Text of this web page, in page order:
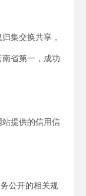
集交换共享，
省第一，成功
站提供的信用信
公开的相关规